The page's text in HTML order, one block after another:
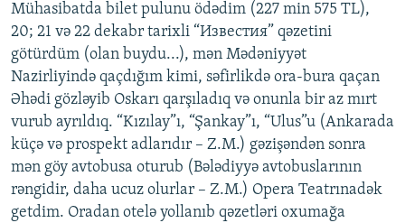
Mühasibatda bilet pulunu ödədim (227 min 575 TL),
20; 21 və 22 dekabr tarixli “Известия” qəzetini
götürdüm (olan buydu...), mən Mədəniyyət
Nazirliyində qaçdığım kimi, səfirlikdə ora-bura qaçan
Əhədi gözləyib Oskarı qarşıladıq və onunla bir az mırt
vurub ayrıldıq. “Kızılay”ı, “Şankay”ı, “Ulus”u (Ankarada
küçə və prospekt adlarıdır – Z.M.) gəzişəndən sonra
mən göy avtobusa oturub (Bələdiyyə avtobuslarının
rəngidir, daha ucuz olurlar – Z.M.) Opera Teatrınadək
getdim. Oradan otelə yollanıb qəzetləri oxumağa